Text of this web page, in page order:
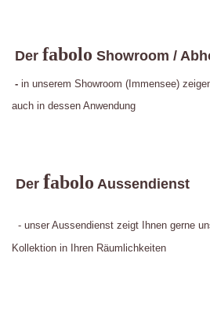
Der fabolo Showroom /
- in unserem Showroom (Immensee)
auch in dessen Anwendung
Der fabolo Aussendienst
- unser Aussendienst zeigt Ihnen gerne
Kollektion in Ihren Räumlichkeiten